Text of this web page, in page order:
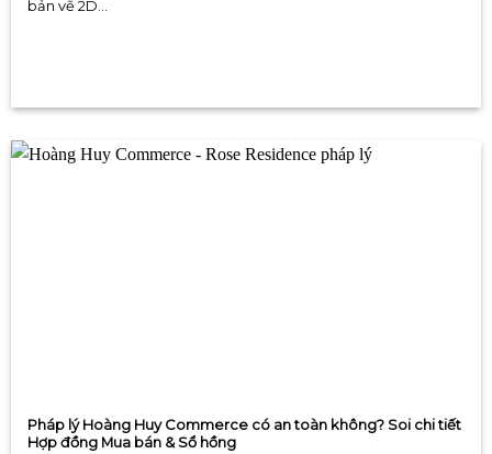
bản vẽ 2D...
Pháp lý Hoàng Huy Commerce có an toàn không? Soi chi tiết
Hợp đồng Mua bán & Sổ hồng